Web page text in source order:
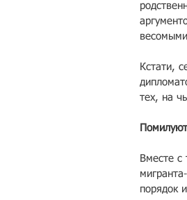
Кстати,
тех, на
Вместе с
порядок